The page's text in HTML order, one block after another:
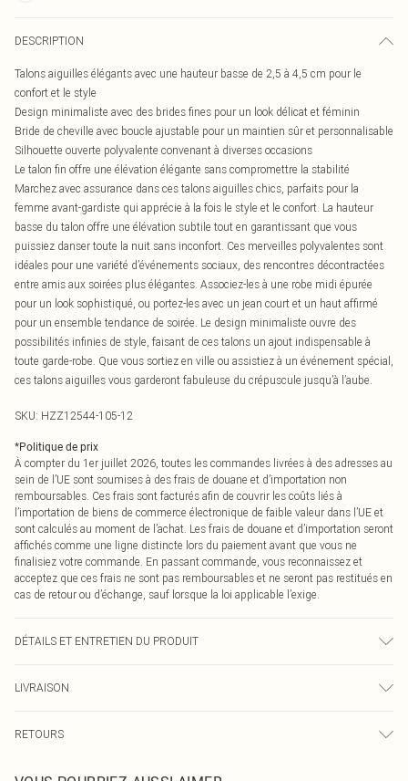
DESCRIPTION
Talons aiguilles élégants avec une hauteur basse de 2,5 à 4,5 cm pour le
confort et le style
Design minimaliste avec des brides fines pour un look délicat et féminin
Bride de cheville avec boucle ajustable pour un maintien sûr et personnalisable
Silhouette ouverte polyvalente convenant à diverses occasions
Le talon fin offre une élévation élégante sans compromettre la stabilité
Marchez avec assurance dans ces talons aiguilles chics, parfaits pour la
femme avant-gardiste qui apprécie à la fois le style et le confort. La hauteur
basse du talon offre une élévation subtile tout en garantissant que vous
puissiez danser toute la nuit sans inconfort. Ces merveilles polyvalentes sont
idéales pour une variété d’événements sociaux, des rencontres décontractées
entre amis aux soirées plus élégantes. Associez-les à une robe midi épurée
pour un look sophistiqué, ou portez-les avec un jean court et un haut affirmé
pour un ensemble tendance de soirée. Le design minimaliste ouvre des
possibilités infinies de style, faisant de ces talons un ajout indispensable à
toute garde-robe. Que vous sortiez en ville ou assistiez à un événement spécial,
ces talons aiguilles vous garderont fabuleuse du crépuscule jusqu’à l’aube.
SKU: HZZ12544-105-12
*Politique de prix
À compter du 1er juillet 2026, toutes les commandes livrées à des adresses au
sein de l’UE sont soumises à des frais de douane et d’importation non
remboursables. Ces frais sont facturés afin de couvrir les coûts liés à
l’importation de biens de commerce électronique de faible valeur dans l’UE et
sont calculés au moment de l’achat. Les frais de douane et d’importation seront
affichés comme une ligne distincte lors du paiement avant que vous ne
finalisiez votre commande. En passant commande, vous reconnaissez et
acceptez que ces frais ne sont pas remboursables et ne seront pas restitués en
cas de retour ou d’échange, sauf lorsque la loi applicable l’exige.
DÉTAILS ET ENTRETIEN DU PRODUIT
Doublure : 100 % polyuréthane
LIVRAISON
Livraison express France
RETOURS